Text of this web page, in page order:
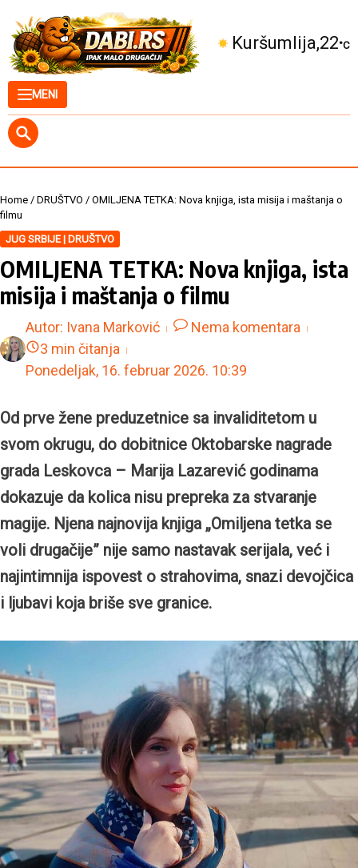
MENI
Kuršumlija 22°C
Home / DRUŠTVO / OMILJENA TETKA: Nova knjiga, ista misija i maštanja o
filmu
JUG SRBIJE | DRUŠTVO
OMILJENA TETKA: Nova knjiga, ista
misija i maštanja o filmu
Autor: Ivana Marković
Nema komentara
3 min čitanja
Ponedeljak, 16. februar 2026. 10:39
Od prve žene preduzetnice sa invaliditetom u
svom okrugu, do dobitnice Oktobarske nagrade
grada Leskovca – Marija Lazarević godinama
dokazuje da kolica nisu prepreka za stvaranje
magije. Njena najnovija knjiga „Omiljena tetka se
voli drugačije” nije samo nastavak serijala, već i
najintimnija ispovest o strahovima, snazi devojčica
i ljubavi koja briše sve granice.